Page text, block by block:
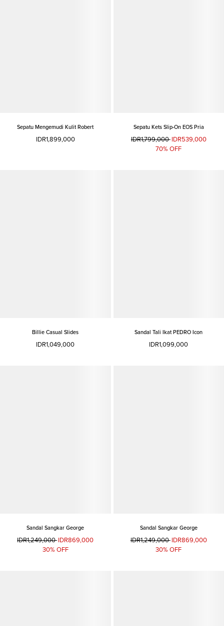
Sepatu Mengemudi Kulit Robert
IDR1,899,000
Sepatu Kets Slip-On EOS Pria
IDR1,799,000 IDR539,000
70% OFF
Billie Casual Slides
IDR1,049,000
Sandal Tali Ikat PEDRO Icon
IDR1,099,000
Sandal Sangkar George
IDR1,249,000IDR869,000
30% OFF
Sandal Sangkar George
IDR1,249,000 IDR869,000
30% OFF